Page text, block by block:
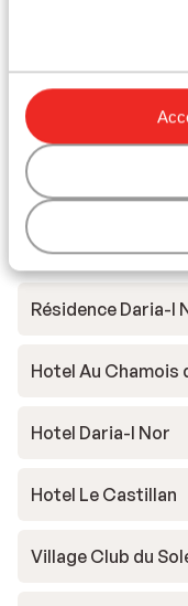
Skilessen
Andere
Grand
Résidence Daria-I
Hotel Au Chamois
Hotel Daria-I Nor
Hotel Le Castillan
Village Club du